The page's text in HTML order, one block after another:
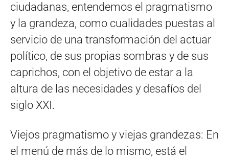
ciudadanas, entendemos el pragmatismo
y la grandeza, como cualidades puestas al
servicio de una transformación del actuar
político, de sus propias sombras y de sus
caprichos, con el objetivo de estar a la
altura de las necesidades y desafíos del
siglo XXI.
Viejos pragmatismo y viejas grandezas: En
el menú de más de lo mismo, está el